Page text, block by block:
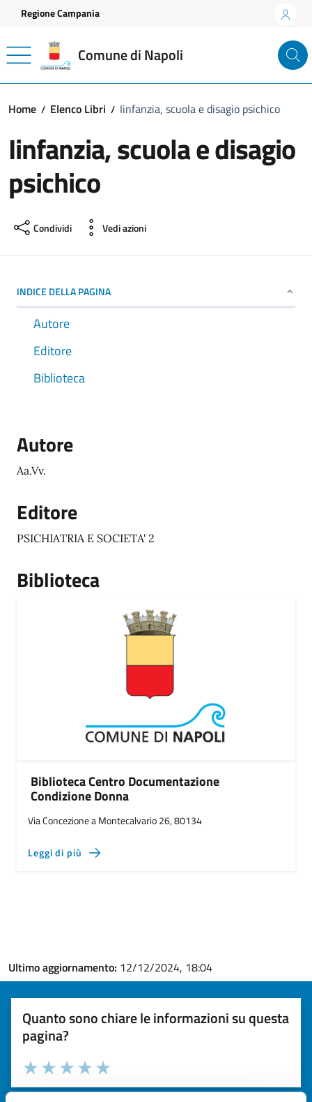
Vai ai contenuti
Vai al footer
Regione Campania
Comune di Napoli
Home Elenco Libri Iinfanzia, scuola e disagio psichico
Iinfanzia, scuola e disagio
psichico
Condividi Vedi azioni
INDICE DELLA PAGINA
Autore
Editore
Biblioteca
Autore
Aa.Vv.
Editore
PSICHIATRIA E SOCIETA' 2
Biblioteca
Biblioteca Centro Documentazione
Condizione Donna
Via Concezione a Montecalvario 26, 80134
Leggi di più
Ultimo aggiornamento: 12/12/2024, 18:04
Quanto sono chiare le informazioni su questa
pagina?
Valuta la chiarezza delle informazioni (da 1 a 5 stelle)
Seleziona il numero di stelle per valutare la chiarezza delle
Valuta 5 stelle su 5
Valuta 4 stelle su 5
Valuta 3 stelle su 5
Valuta 2 stelle su 5
Valuta 1 stelle su 5